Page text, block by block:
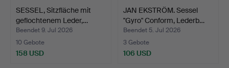
SESSEL, Sitzfläche mit
geflochtenem Leder,…
Beendet 9. Jul 2026
10 Gebote
158 USD
JAN EKSTRÖM. Sessel
"Gyro" Conform, Lederb…
Beendet 5. Jul 2026
3 Gebote
106 USD